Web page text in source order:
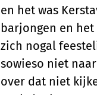
en het was
barjongen en
zich nogal
sowieso niet
over dat niet